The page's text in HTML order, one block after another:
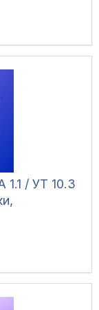
/ УТ 10.3